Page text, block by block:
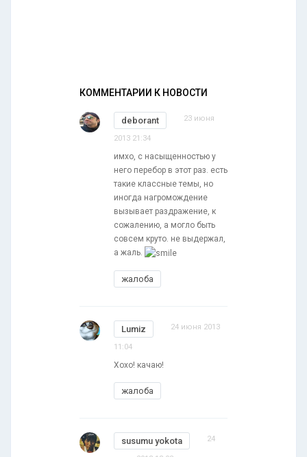
КОММЕНТАРИИ К НОВОСТИ
deborant 23 июня
2013 21:34
имхо, с насыщенностью у
него перебор в этот раз. есть
такие классные темы, но
иногда нагромождение
вызывает раздражение, к
сожалению, а могло быть
совсем круто. не выдержал,
а жаль.
жалоба
Lumiz 24 июня 2013
11:04
Хохо! качаю!
жалоба
susumu yokota 24